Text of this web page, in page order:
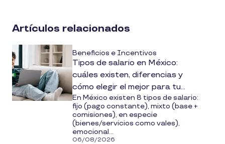
media
Artículos relacionados
Beneficios e Incentivos
Tipos de salario en México:
cuáles existen, diferencias y
cómo elegir el mejor para tu
empresa
En México existen 8 tipos de salario:
fijo (pago constante), mixto (base +
comisiones), en especie
(bienes/servicios como vales),
emocional...
06/08/2026